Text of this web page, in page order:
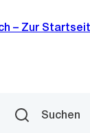
Suchen